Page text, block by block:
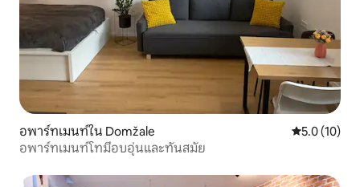
อพาร์ทเมนท์ใน Domžale คะแนนเฉลี่ย
5.0 (10)
อพาร์ทเมนท์โทมี่อบอุ่นและทันสมัย